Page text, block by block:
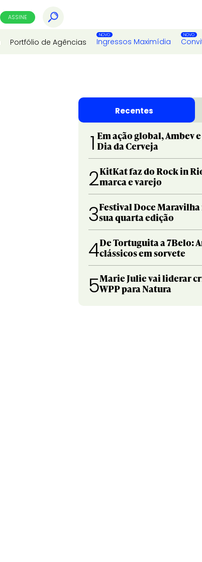
ASSINE
Portfólio de Agências Ingressos Maximídia
Recentes
1 Em ação global, Ambev
Dia da Cerveja
2KitKat faz do Rock in
marca e varejo
3Festival Doce Maravilha
sua quarta edição
4De Tortuguita a 7Belo:
clássicos em sorvete
5Marie Julie vai liderar
WPP para Natura